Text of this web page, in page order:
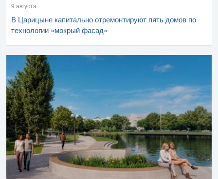
9 августа
В Царицыне капитально отремонтируют пять домов по
технологии «мокрый фасад»